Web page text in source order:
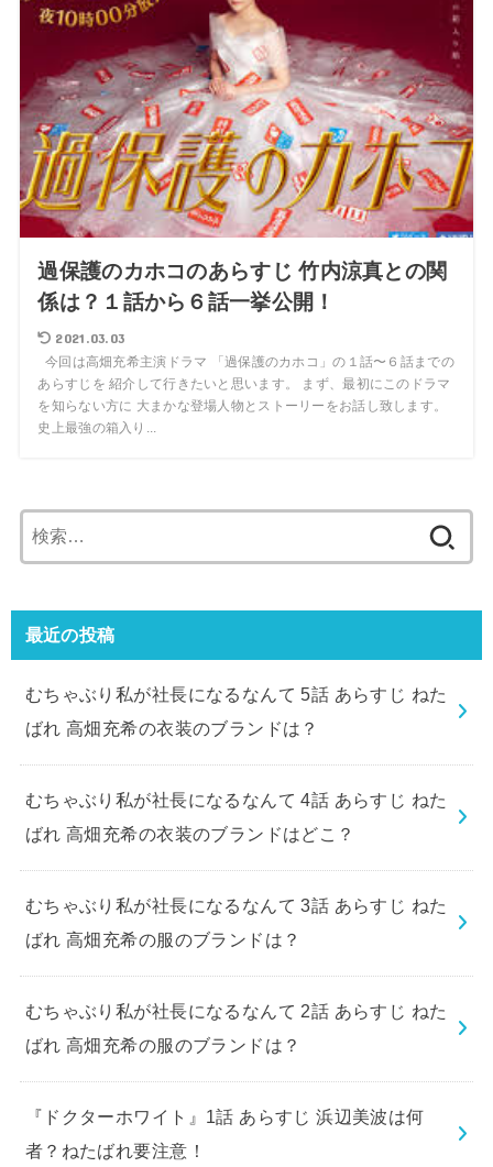
過保護のカホコのあらすじ 竹内涼真との関
係は？１話から６話一挙公開！
2021.03.03
今回は高畑充希主演ドラマ 「過保護のカホコ」の１話〜６話までの
あらすじを 紹介して行きたいと思います。 まず、最初にこのドラマ
を知らない方に 大まかな登場人物とストーリーをお話し致します。
史上最強の箱入り...
索:
最近の投稿
むちゃぶり私が社長になるなんて 5話 あらすじ ねた
ばれ 高畑充希の衣装のブランドは？
むちゃぶり私が社長になるなんて 4話 あらすじ ねた
ばれ 高畑充希の衣装のブランドはどこ？
むちゃぶり私が社長になるなんて 3話 あらすじ ねた
ばれ 高畑充希の服のブランドは？
むちゃぶり私が社長になるなんて 2話 あらすじ ねた
ばれ 高畑充希の服のブランドは？
『ドクターホワイト』1話 あらすじ 浜辺美波は何
者？ねたばれ要注意！